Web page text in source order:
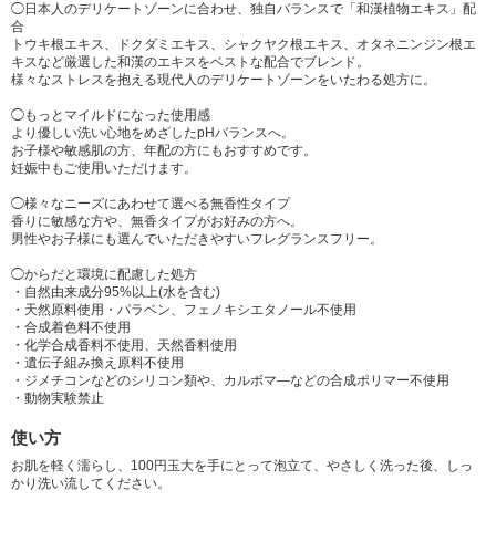
◯日本人のデリケートゾーンに合わせ、独自バランスで「和漢植物エキス」配
合
トウキ根エキス、ドクダミエキス、シャクヤク根エキス、オタネニンジン根エ
キスなど厳選した和漢のエキスをベストな配合でブレンド。
様々なストレスを抱える現代人のデリケートゾーンをいたわる処方に。
◯もっとマイルドになった使用感
より優しい洗い心地をめざしたpHバランスへ。
お子様や敏感肌の方、年配の方にもおすすめです。
妊娠中もご使用いただけます。
◯様々なニーズにあわせて選べる無香性タイプ
香りに敏感な方や、無香タイプがお好みの方へ。
男性やお子様にも選んでいただきやすいフレグランスフリー。
◯からだと環境に配慮した処方
・自然由来成分95%以上(水を含む)
・天然原料使用・パラベン、フェノキシエタノール不使用
・合成着色料不使用
・化学合成香料不使用、天然香料使用
・遺伝子組み換え原料不使用
・ジメチコンなどのシリコン類や、カルボマ―などの合成ポリマー不使用
・動物実験禁止
使い方
お肌を軽く濡らし、100円玉大を手にとって泡立て、やさしく洗った後、しっ
かり洗い流してください。